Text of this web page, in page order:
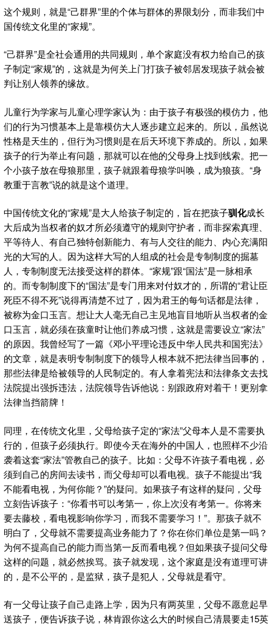
这个规则，就是“己群界”里的个体与群体的界限划分，而非我们中
国传统文化里的“家规”。
“己群界”是全社会通用的共同规则，单个家庭没有权力给自己的孩
子制定“家规”的，这就是为何关上门打孩子被邻居发现孩子就会被
判让别人领养的缘故。
儿童行为学家与儿童心理学家认为：由于孩子有极强的模仿力，他
们的行为习惯基本上是靠模仿大人逐步建立起来的。所以，虽然说
性格是天生的，但行为习惯则是在后天环境下养成的。所以，如果
孩子的行为举止有问题，那就可以在他的父母身上找到线索。把一
个小孩子放在母狼那里，孩子就跟着母狼学叫唤，成为狼孩。“身
教重于言教”说的就是这个道理。
中国传统文化的“家规”是大人给孩子制定的，旨在把孩子驯化成长
大后成为当权者的奴才所必须遵守的规则守护者，而非探索真理、
平等待人、有自己独特创新能力、有与人交往的能力、内心充满阳
光的大写的人。因为这样大写的人组成的社会是专制制度的掘墓
人，专制制度无法接受这样的群体。“家规”跟“国法”是一脉相承
的。而专制制度下的“国法”是专门用来对付奴才的，所谓的“君让臣
死臣不得不死”说得再清楚不过了，因为君王的每句话都是法律，
被称为金口玉言。想让大人毫无自己主见地盲目地听从当权者的金
口玉言，就必须在孩童时让他们养成习惯，这就是需要设立“家法”
的原因。我曾经写了一篇《邓小平理论违反中华人民共和国宪法》
的文章，就是表明专制制度下的领导人根本就不把法律当回事的，
那些法律是给被领导的人民制定的。有人拿着宪法和法律条文去找
法院提出强拆违法，法院领导告诉他说：别跟政府对着干！更别拿
法律当挡箭牌！
同理，在传统文化里，父母给孩子定的“家法”父母本人是不需要执
行的，但孩子必须执行。即使今天在海外的中国人，也照样不少沿
袭着这套“家法”管教自己的孩子。比如：父母不许孩子看电视，必
须到自己的房间去读书，而父母却可以看电视。孩子不能提出“我
不能看电视，为何你能？”的疑问。如果孩子有这样的疑问，父母
立刻告诉孩子：“你看书可以考第一，你上次没有考第一。你将来
要去藤校，看电视影响你学习，而我不需要学习！”。那孩子就不
明白了，父母就不需要提高业务能力了？你在你们单位是第一吗？
为何不提高自己的能力而当第一反而看电视？但如果孩子提问父母
这样的问题，就必然挨骂。孩子就发现，这个家庭是没有道理可讲
的，是不公平的，是监狱，孩子是犯人，父母就是看守。
有一父母让孩子自己走路上学，因为只有两英里，父母不愿意起早
送孩子，便告诉孩子说，林肯跟你这么大的时候自己清晨要走15英